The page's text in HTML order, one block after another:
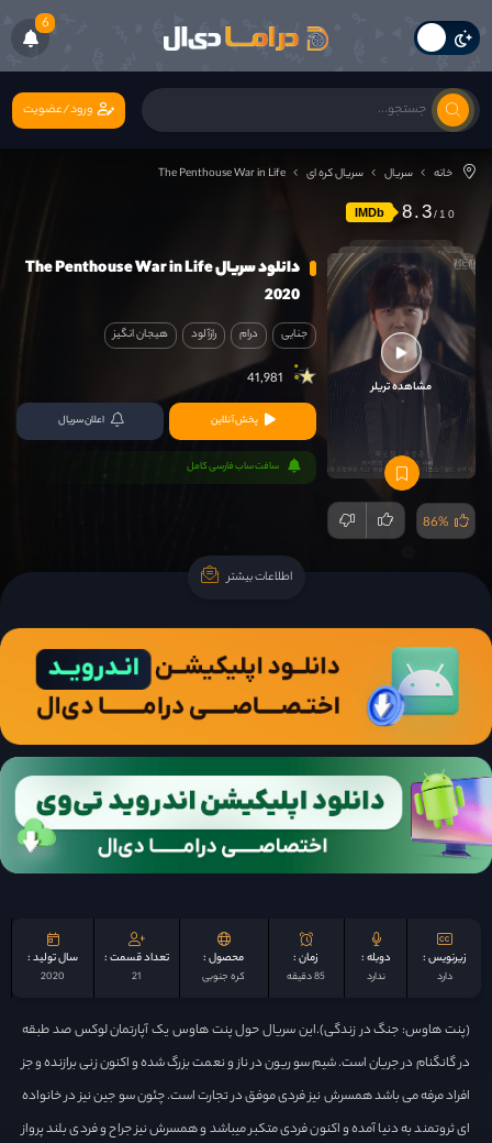
6
ورود/عضویت
خانه سریال سریال کره ای The Penthouse War in Life
IMDb 8.3
مشاهده تریلر
86%
دانلود سریال The Penthouse War in Life
2020
جنایی درام رازآلود هیجان انگیز
41,981
پخش آنلاین اعلان سریال
سافت ساب فارسی کامل
اطلاعات بیشتر
زیرنویس :
دارد
دوبله :
ندارد
زمان :
85 دقیقه
محصول :
کره جنوبی
تعداد قسمت :
21
سال تولید :
2020
(پنت هاوس: جنگ در زندگی).این سریال حول پنت هاوس یک آپارتمان لوکس صد طبقه
در گانگنام در جریان است. شیم سو ریون در ناز و نعمت بزرگ شده و اکنون زنی برازنده و جز
افراد مرفه می باشد همسرش نیز فردی موفق در تجارت است. چئون سو جین نیز در خانواده
ای ثروتمند به دنیا آمده و اکنون فردی متکبر میباشد و همسرش نیز جراح و فردی بلند پرواز